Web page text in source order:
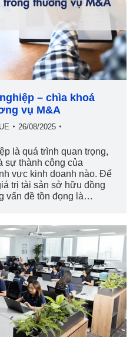
– chìa khoá
vụ M&A
26/08/2025
là quá trình quan trọng,
sự thành công của
vực kinh doanh nào. Để
trị tài sản sở hữu đồng
vấn đề tồn đọng là…